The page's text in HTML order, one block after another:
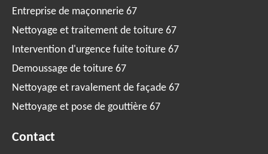
Entreprise de maçonnerie 67
Nettoyage et traitement de toiture 67
Intervention d'urgence fuite toiture 67
Demoussage de toiture 67
Nettoyage et ravalement de façade 67
Nettoyage et pose de gouttière 67
Contact